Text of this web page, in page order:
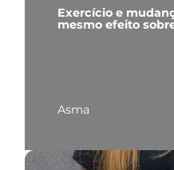
Exercício e
mesmo efeito
Asma